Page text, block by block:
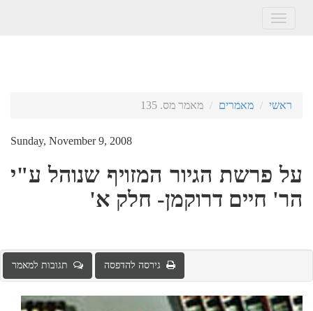
Toggle
ראשי מאמרים מאמר מס. 135
Sunday, November 9, 2008
על פרשת הגיור המזויף שנוהל ע"י
הר' חיים דרוקמן- חלק א'
גירסה להדפסה תגובות למאמר